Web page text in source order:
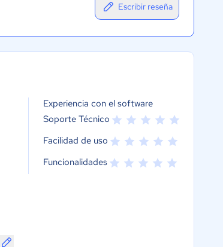
Escribir reseña
Experiencia con el software
Soporte Técnico
Facilidad de uso
Funcionalidades